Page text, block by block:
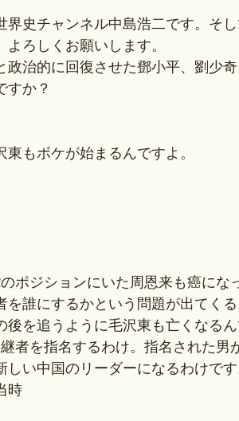
史チャンネル中島浩二です。そ
ろしくお願いします。
治的に回復させた鄧小平、劉少
すか？
もボケが始まるんですよ。
ポジションにいた周恩来も癌にな
誰にするかという問題が出てくる
後を追うように毛沢東も亡くなる
者を指名するわけ。指名された男
い中国のリーダーになるわけです
時